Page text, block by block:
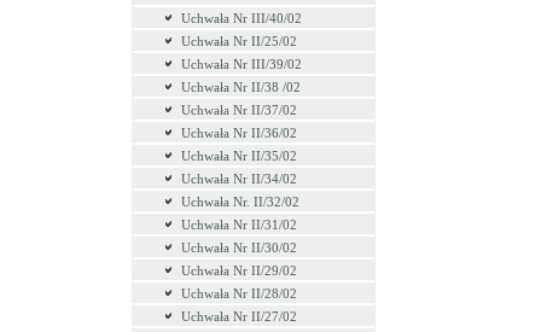
Uchwała Nr III/40/02
Uchwała Nr II/25/02
Uchwała Nr III/39/02
Uchwała Nr II/38 /02
Uchwała Nr II/37/02
Uchwała Nr II/36/02
Uchwała Nr II/35/02
Uchwała Nr II/34/02
Uchwała Nr. II/32/02
Uchwała Nr II/31/02
Uchwała Nr II/30/02
Uchwała Nr II/29/02
Uchwała Nr II/28/02
Uchwała Nr II/27/02